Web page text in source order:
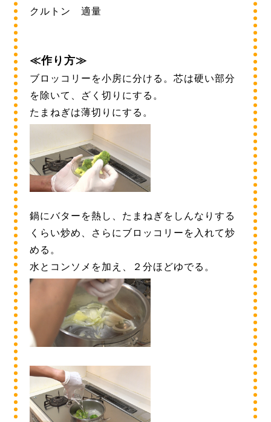
クルトン 適量
≪作り方≫
ブロッコリーを小房に分ける。芯は硬い部分
を除いて、ざく切りにする。
たまねぎは薄切りにする。
鍋にバターを熱し、たまねぎをしんなりする
くらい炒め、さらにブロッコリーを入れて炒
める。
水とコンソメを加え、２分ほどゆでる。